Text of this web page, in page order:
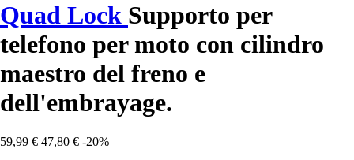
Quad Lock Supporto per
telefono per moto con cilindro
maestro del freno e
dell'embrayage.
59,99 € 47,80 € -20%